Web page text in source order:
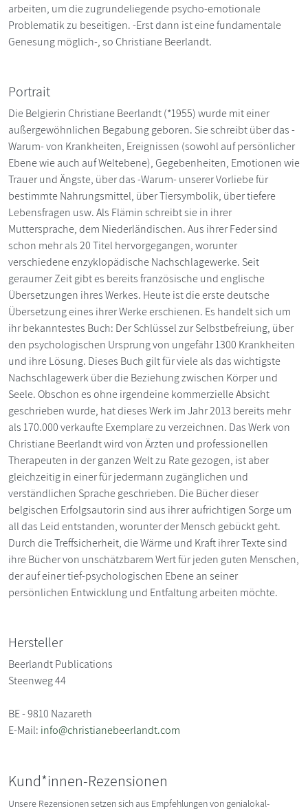
arbeiten, um die zugrundeliegende psycho-emotionale
Problematik zu beseitigen. -Erst dann ist eine fundamentale
Genesung möglich-, so Christiane Beerlandt.
Portrait
Die Belgierin Christiane Beerlandt (*1955) wurde mit einer
außergewöhnlichen Begabung geboren. Sie schreibt über das -
Warum- von Krankheiten, Ereignissen (sowohl auf persönlicher
Ebene wie auch auf Weltebene), Gegebenheiten, Emotionen wie
Trauer und Ängste, über das -Warum- unserer Vorliebe für
bestimmte Nahrungsmittel, über Tiersymbolik, über tiefere
Lebensfragen usw. Als Flämin schreibt sie in ihrer
Muttersprache, dem Niederländischen. Aus ihrer Feder sind
schon mehr als 20 Titel hervorgegangen, worunter
verschiedene enzyklopädische Nachschlagewerke. Seit
geraumer Zeit gibt es bereits französische und englische
Übersetzungen ihres Werkes. Heute ist die erste deutsche
Übersetzung eines ihrer Werke erschienen. Es handelt sich um
ihr bekanntestes Buch: Der Schlüssel zur Selbstbefreiung, über
den psychologischen Ursprung von ungefähr 1300 Krankheiten
und ihre Lösung. Dieses Buch gilt für viele als das wichtigste
Nachschlagewerk über die Beziehung zwischen Körper und
Seele. Obschon es ohne irgendeine kommerzielle Absicht
geschrieben wurde, hat dieses Werk im Jahr 2013 bereits mehr
als 170.000 verkaufte Exemplare zu verzeichnen. Das Werk von
Christiane Beerlandt wird von Ärzten und professionellen
Therapeuten in der ganzen Welt zu Rate gezogen, ist aber
gleichzeitig in einer für jedermann zugänglichen und
verständlichen Sprache geschrieben. Die Bücher dieser
belgischen Erfolgsautorin sind aus ihrer aufrichtigen Sorge um
all das Leid entstanden, worunter der Mensch gebückt geht.
Durch die Treffsicherheit, die Wärme und Kraft ihrer Texte sind
ihre Bücher von unschätzbarem Wert für jeden guten Menschen,
der auf einer tief-psychologischen Ebene an seiner
persönlichen Entwicklung und Entfaltung arbeiten möchte.
Hersteller
Beerlandt Publications
Steenweg 44
BE - 9810 Nazareth
E-Mail: info@christianebeerlandt.com
Kund*innen-Rezensionen
Unsere Rezensionen setzen sich aus Empfehlungen von genialokal-